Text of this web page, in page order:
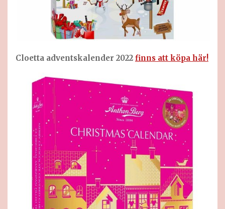
Cloetta adventskalender 2022 finns att köpa här!